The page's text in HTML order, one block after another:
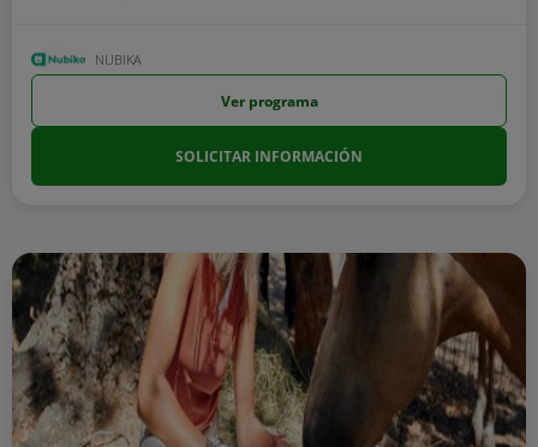
NUBIKA
Ver programa
SOLICITAR INFORMACIÓN